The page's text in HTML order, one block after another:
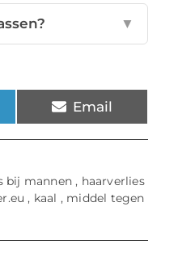
▼
Email
bij mannen, haarverlies
, kaal , middel tegen